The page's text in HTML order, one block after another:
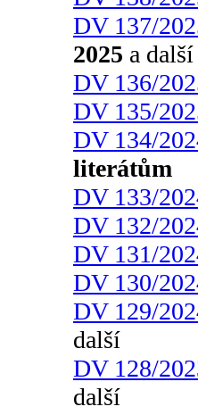
DV 137/
2025 a další
DV 136/
DV 135/
DV 134/
literátům
DV 133/
DV 132/
DV 131/
DV 130/
DV 129/
další
DV 128/
další